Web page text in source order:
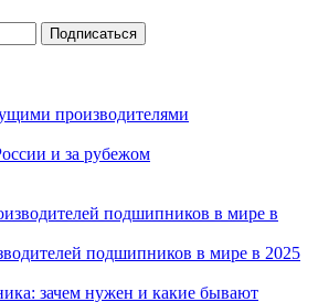
производителями
и за рубежом
подшипников в мире в 2025